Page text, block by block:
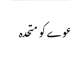
کو متحدہ